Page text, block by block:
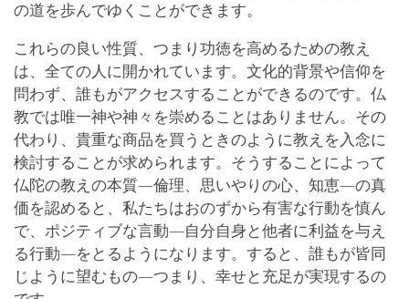
の道を歩んでゆくことができます。
これらの良い性質、つまり功徳を高めるための教え
は、全ての人に開かれています。文化的背景や信仰を
問わず、誰もがアクセスすることができるのです。仏
教では唯一神や神々を崇めることはありません。その
代わり、貴重な商品を買うときのように教えを入念に
検討することが求められます。そうすることによって
仏陀の教えの本質―倫理、思いやりの心、知恵―の真
価を認めると、私たちはおのずから有害な行動を慎ん
で、ポジティブな言動―自分自身と他者に利益を与え
る行動―をとるようになります。すると、誰もが皆同
じように望むもの―つまり、幸せと充足が実現するの